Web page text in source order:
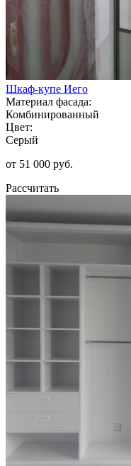
Шкаф-купе Иего
Материал фасада:
Комбинированный
Цвет:
Серый
от 51 000 руб.
Рассчитать